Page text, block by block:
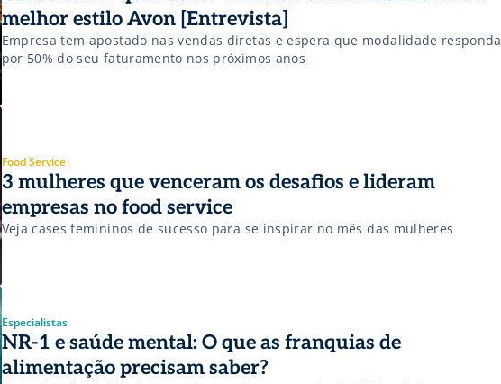
melhor estilo Avon [Entrevista]
Empresa tem apostado nas vendas diretas e espera que modalidade responda
por 50% do seu faturamento nos próximos anos
Food Service
3 mulheres que venceram os desafios e lideram
empresas no food service
Veja cases femininos de sucesso para se inspirar no mês das mulheres
Especialistas
NR-1 e saúde mental: O que as franquias de
alimentação precisam saber?